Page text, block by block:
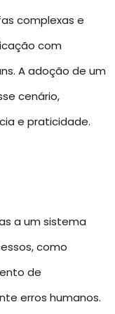
complexas e
com
A adoção de um
cenário,
e praticidade.
a um sistema
como
de
erros humanos.